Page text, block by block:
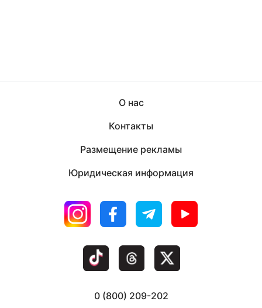
О нас
Контакты
Размещение рекламы
Юридическая информация
0 (800) 209-202